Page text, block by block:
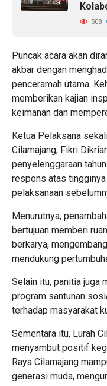
508
Puncak acara akan
akbar dengan
penceramah utama.
memberikan kajian
keimanan dan
Ketua Pelaksana
Cilamajang, Fikri
penyelenggaraan
respons atas
pelaksanaan
Menurutnya,
bertujuan memberi
berkarya,
mendukung
Selain itu, panitia juga
program santunan
terhadap masyarakat
Sementara itu, Lurah
menyambut positif
Raya Cilamajang
generasi muda,